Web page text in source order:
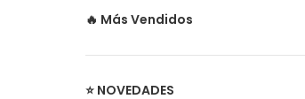
🔥 Más Vendidos
⭐ NOVEDADES